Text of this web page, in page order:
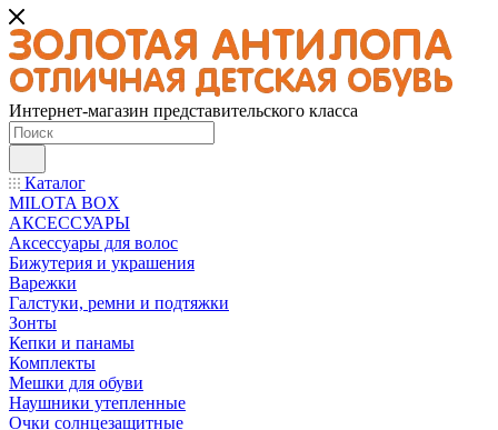
Интернет-магазин представительского класса
Каталог
MILOTA BOX
АКСЕССУАРЫ
Аксессуары для волос
Бижутерия и украшения
Варежки
Галстуки, ремни и подтяжки
Зонты
Кепки и панамы
Комплекты
Мешки для обуви
Наушники утепленные
Очки солнцезащитные